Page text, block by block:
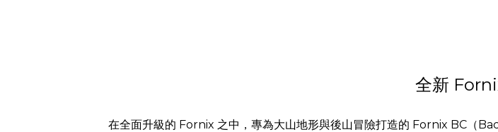
全新
在全面升級的 Fornix 之中，專為大山地形與後山冒險打造的 Fornix BC（